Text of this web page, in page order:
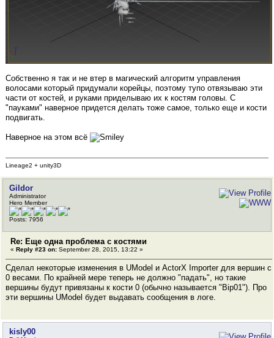
Собственно я так и не втер в магический алгоритм управления
волосами который придумали корейцы, поэтому тупо отвязываю эти
части от костей, и руками приделываю их к костям головы. С
"пауками" наверное придется делать тоже самое, только еще и кости
подвигать.
Наверное на этом всё
Lineage2 + unity3D
Gildor
Administrator
Hero Member
Posts: 7956
Re: Еще одна проблема с костями
« Reply #23 on: September 28, 2015, 13:22 »
Сделал некоторые изменения в UModel и ActorX Importer для вершин с
0 весами. По крайней мере теперь не должно "падать", но такие
вершины будут привязаны к кости 0 (обычно называется "Bip01"). Про
эти вершины UModel будет выдавать сообщения в логе.
kisly00